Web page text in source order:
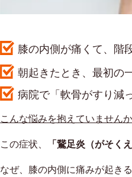
膝の内側が痛くて、階
朝起きたとき、最初の
病院で「軟骨がすり減
こんな悩みを抱えていません
この症状、 「鵞足炎（がそく
なぜ、膝の内側に痛みが起き